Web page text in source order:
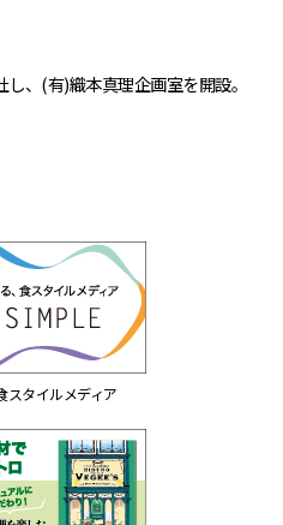
、(有)織本真理企画室を開設。
スタイルメディア